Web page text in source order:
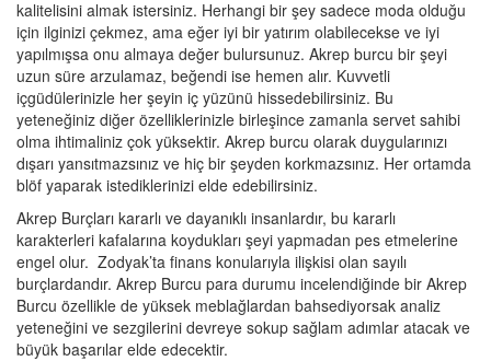
kalitelisini almak istersiniz. Herhangi bir şey sadece moda olduğu
için ilginizi çekmez, ama eğer iyi bir yatırım olabilecekse ve iyi
yapılmışsa onu almaya değer bulursunuz. Akrep burcu bir şeyi
uzun süre arzulamaz, beğendi ise hemen alır. Kuvvetli
içgüdülerinizle her şeyin iç yüzünü hissedebilirsiniz. Bu
yeteneğiniz diğer özelliklerinizle birleşince zamanla servet sahibi
olma ihtimaliniz çok yüksektir. Akrep burcu olarak duygularınızı
dışarı yansıtmazsınız ve hiç bir şeyden korkmazsınız. Her ortamda
blöf yaparak istediklerinizi elde edebilirsiniz.
Akrep Burçları kararlı ve dayanıklı insanlardır, bu kararlı
karakterleri kafalarına koydukları şeyi yapmadan pes etmelerine
engel olur. Zodyak’ta finans konularıyla ilişkisi olan sayılı
burçlardandır. Akrep Burcu para durumu incelendiğinde bir Akrep
Burcu özellikle de yüksek meblağlardan bahsediyorsak analiz
yeteneğini ve sezgilerini devreye sokup sağlam adımlar atacak ve
büyük başarılar elde edecektir.